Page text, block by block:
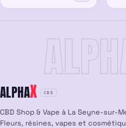
ALPHAX CBD
CBD Shop & Vape à La Seyne-sur-
Fleurs, résines, vapes et